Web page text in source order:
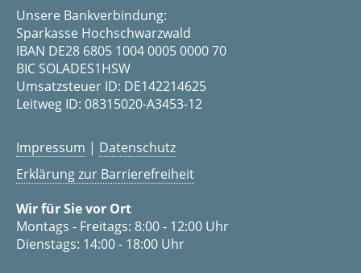
Unsere Bankverbindung:
Sparkasse Hochschwarzwald
IBAN DE28 6805 1004 0005 0000 70
BIC SOLADES1HSW
Umsatzsteuer ID: DE142214625
Leitweg ID: 08315020-A3453-12
Impressum | Datenschutz
Erklärung zur Barrierefreiheit
Wir für Sie vor Ort
Montags - Freitags: 8:00 - 12:00 Uhr
Dienstags: 14:00 - 18:00 Uhr